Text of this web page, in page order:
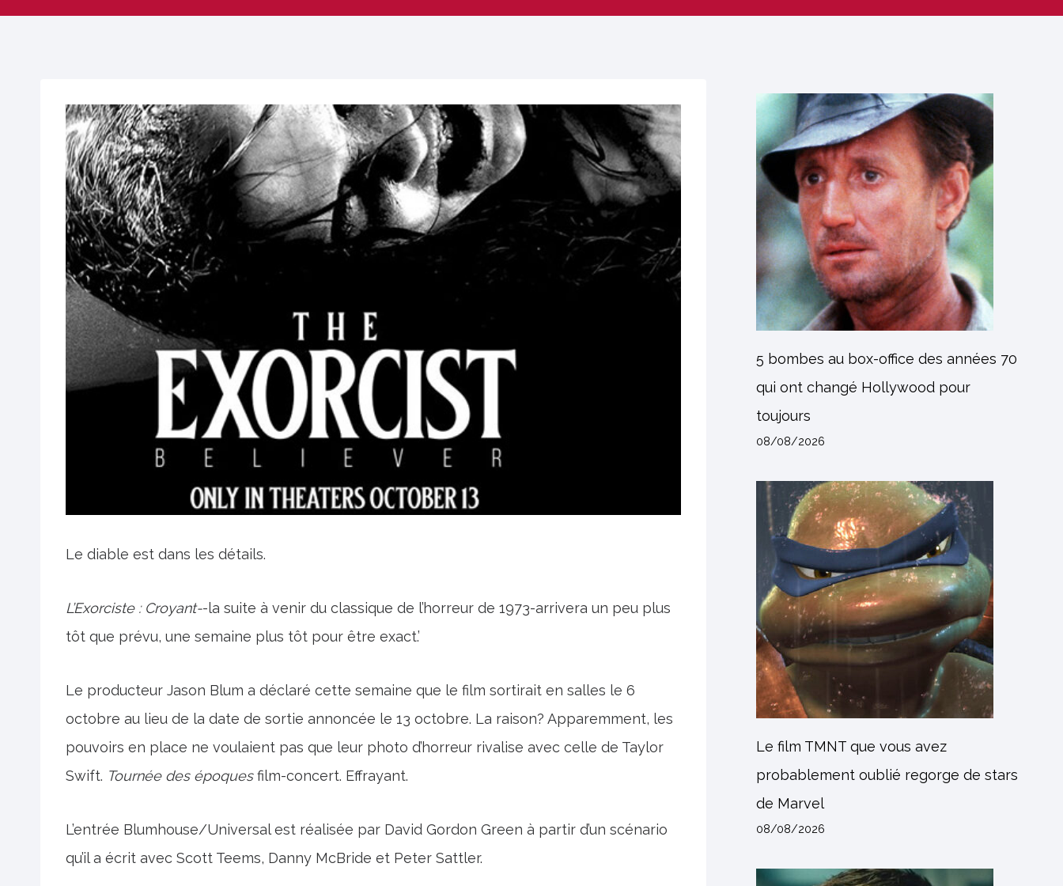
Le diable est dans les détails.
L’Exorciste : Croyant--la suite à venir du classique de l’horreur de 1973-arrivera un peu plus
tôt que prévu, une semaine plus tôt pour être exact.’
Le producteur Jason Blum a déclaré cette semaine que le film sortirait en salles le 6
octobre au lieu de la date de sortie annoncée le 13 octobre. La raison? Apparemment, les
pouvoirs en place ne voulaient pas que leur photo d’horreur rivalise avec celle de Taylor
Swift. Tournée des époquesfilm-concert. Effrayant.
L’entrée Blumhouse/Universal est réalisée par David Gordon Green à partir d’un scénario
qu’il a écrit avec Scott Teems, Danny McBride et Peter Sattler.
5 bombes au box-office des années 70
qui ont changé Hollywood pour
toujours
08/08/2026
Le film TMNT que vous avez
probablement oublié regorge de stars
de Marvel
08/08/2026